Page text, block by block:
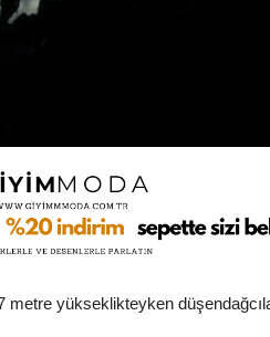
metre yükseklikteyken